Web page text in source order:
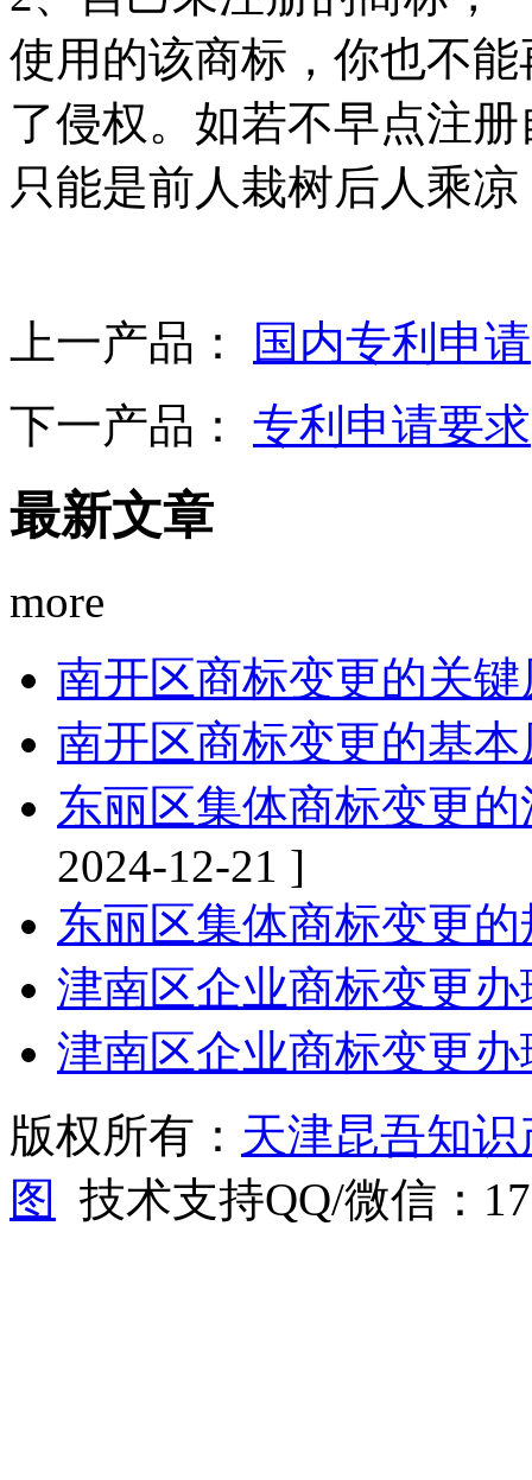
使用的该商标，你也不
了侵权。如若不早点注
只能是前人栽树后人乘凉
上一产品：
国内专利申请
下一产品： 专利申请要求
最新文章
more
南开区商标变更的关
南开区商标变更的基
东丽区集体商标变更
2024-12-21 ]
东丽区集体商标变更
津南区企业商标变更
津南区企业商标变更
版权所有： 天津昆吾知
图
技术支持QQ/微信：